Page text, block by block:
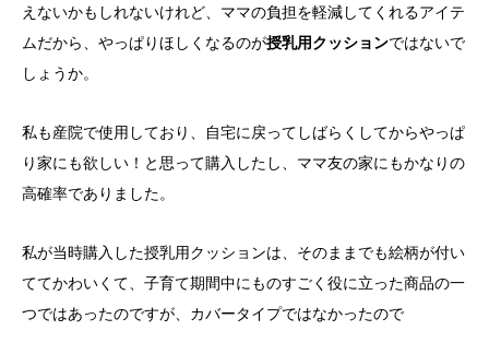
えないかもしれないけれど、ママの負担を軽減してくれるアイテ
ムだから、やっぱりほしくなるのが授乳用クッションではないで
しょうか。
私も産院で使用しており、自宅に戻ってしばらくしてからやっぱ
り家にも欲しい！と思って購入したし、ママ友の家にもかなりの
高確率でありました。
私が当時購入した授乳用クッションは、そのままでも絵柄が付い
ててかわいくて、子育て期間中にものすごく役に立った商品の一
つではあったのですが、カバータイプではなかったので